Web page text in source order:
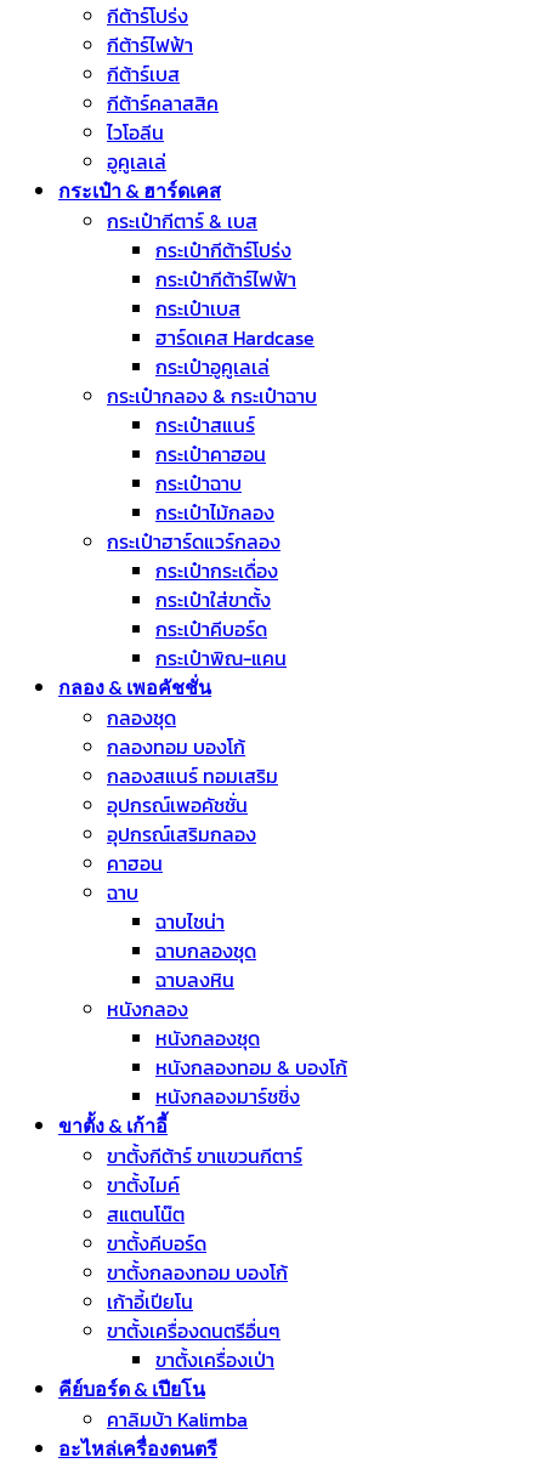
กีต้าร์โปร่ง
กีต้าร์ไฟฟ้า
กีต้าร์เบส
กีต้าร์คลาสสิค
ไวโอลีน
อูคูเลเล่
กระเป๋า & ฮาร์ดเคส
กระเป๋ากีตาร์ & เบส
กระเป๋ากีต้าร์โปร่ง
กระเป๋ากีต้าร์ไฟฟ้า
กระเป๋าเบส
ฮาร์ดเคส Hardcase
กระเป๋าอูคูเลเล่
กระเป๋ากลอง & กระเป๋าฉาบ
กระเป๋าสแนร์
กระเป๋าคาฮอน
กระเป๋าฉาบ
กระเป๋าไม้กลอง
กระเป๋าฮาร์ดแวร์กลอง
กระเป๋ากระเดื่อง
กระเป๋าใส่ขาตั้ง
กระเป๋าคีบอร์ด
กระเป๋าพิณ-แคน
กลอง & เพอคัชชั่น
กลองชุด
กลองทอม บองโก้
กลองสแนร์ ทอมเสริม
อุปกรณ์เพอคัชชั่น
อุปกรณ์เสริมกลอง
คาฮอน
ฉาบ
ฉาบไชน่า
ฉาบกลองชุด
ฉาบลงหิน
หนังกลอง
หนังกลองชุด
หนังกลองทอม & บองโก้
หนังกลองมาร์ชชิ่ง
ขาตั้ง & เก้าอี้
ขาตั้งกีต้าร์ ขาแขวนกีตาร์
ขาตั้งไมค์
สแตนโน๊ต
ขาตั้งคีบอร์ด
ขาตั้งกลองทอม บองโก้
เก้าอี้เปียโน
ขาตั้งเครื่องดนตรีอื่นๆ
ขาตั้งเครื่องเป่า
คีย์บอร์ด & เปียโน
คาลิมบ้า Kalimba
อะไหล่เครื่องดนตรี